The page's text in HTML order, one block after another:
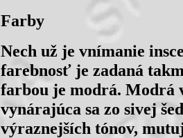
Farby
Nech už je vnímanie
farebnosť je zadaná
farbou je modrá. Modrá
vynárajúca sa zo sivej
výraznejších tónov,